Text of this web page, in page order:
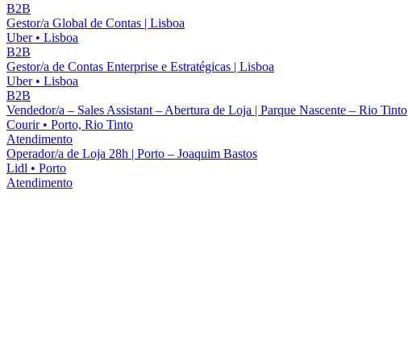
B2B
Gestor/a Global de Contas | Lisboa
Uber • Lisboa
B2B
Gestor/a de Contas Enterprise e Estratégicas | Lisboa
Uber • Lisboa
B2B
Vendedor/a – Sales Assistant – Abertura de Loja | Parque Nascente – Rio Tinto
Courir • Porto, Rio Tinto
Atendimento
Operador/a de Loja 28h | Porto – Joaquim Bastos
Lidl • Porto
Atendimento